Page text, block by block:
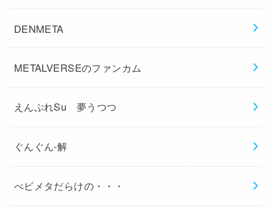
DENMETA
METALVERSEのファンカム
えんぷれSu 夢うつつ
ぐんぐん-解
べビメタだらけの・・・